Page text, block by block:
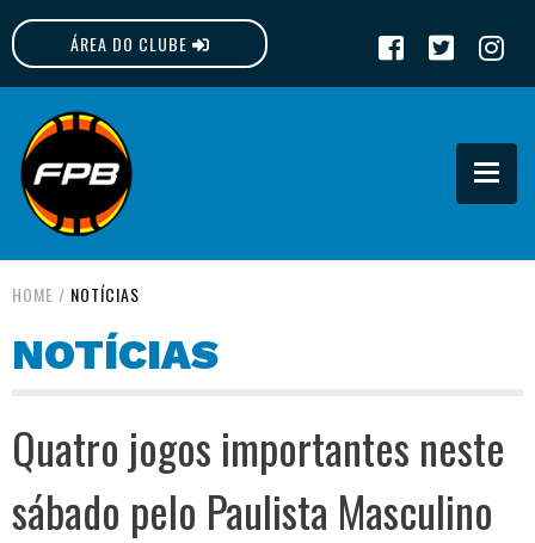
ÁREA DO CLUBE
FPB
HOME / NOTÍCIAS
NOTÍCIAS
Quatro jogos importantes neste
sábado pelo Paulista Masculino